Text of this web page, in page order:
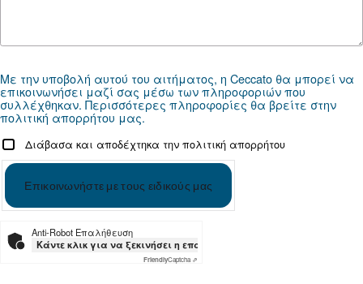
ΠΕΠΙΕΣΜΈΝΟΣ ΑΈΡΑΣ
Ο ειδικός απαντά σε
σχετικά με τους
αεροσυμπιεστές
Αναζητήστε όλες τις απαντήσεις στις